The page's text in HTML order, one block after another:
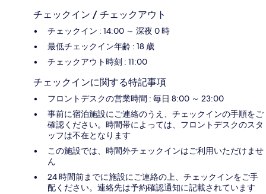
チェックイン / チェックアウト
チェックイン : 14:00 ～ 深夜 0 時
最低チェックイン年齢 : 18 歳
チェックアウト時刻 : 11:00
チェックインに関する特記事項
フロントデスクの営業時間 : 毎日 8:00 ～ 23:00
事前に宿泊施設にご連絡のうえ、チェックインの手順をご
確認ください。時間帯によっては、フロントデスクのスタ
ッフは不在となります
この施設では、時間外チェックインはご利用いただけませ
ん
24 時間前までに施設にご連絡の上、チェックインをご手
配ください。連絡先は予約確認通知に記載されています